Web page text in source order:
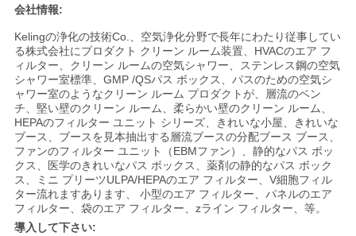
ー
ス
事
件
地
図
会社情報:
Kelingの浄化の技術Co.、空気浄化分野で長年にわたり従事してい
る株式会社にプロダクト クリーン ルーム装置、HVACのエア フ
ィルター、クリーン ルームの空気シャワー、ステンレス鋼の空気
シャワー室標準、GMP /QSパス ボックス、パスのための空気シ
ャワー室のようなクリーン ルーム プロダクトが、層流のベン
チ、堅い壁のクリーン ルーム、柔らかい壁のクリーン ルーム、
HEPAのフィルター ユニット シリーズ、きれいな小屋、きれいな
ブース、ブースを見本抽出する層流ブースの分配ブース ブース、
ファンのフィルター ユニット（EBMファン）、静的なパス ボッ
クス、医学のきれいなパス ボックス、薬剤の静的なパス ボック
ス、ミニ プリーツULPA/HEPAのエア フィルター、V細胞フィル
ター流れますあります、 小型のエア フィルター、パネルのエア
フィルター、袋のエア フィルター、zライン フィルター、等。
導入して下さい: